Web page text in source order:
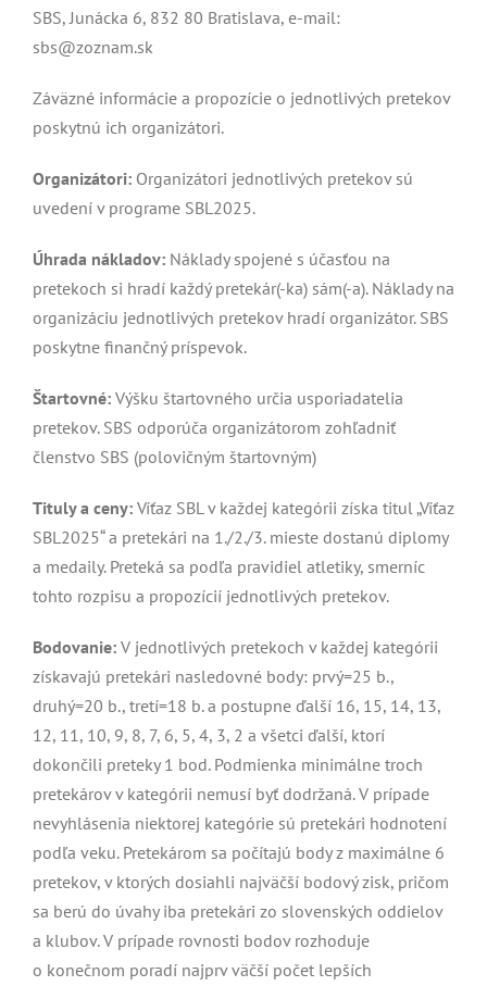
SBS, Junácka 6, 832 80 Bratislava, e-mail:
sbs@zoznam.sk
Záväzné informácie a propozície o jednotlivých pretekov
poskytnú ich organizátori.
Organizátori: Organizátori jednotlivých pretekov sú
uvedení v programe SBL2025.
Úhrada nákladov: Náklady spojené s účasťou na
pretekoch si hradí každý pretekár(-ka) sám(-a). Náklady na
organizáciu jednotlivých pretekov hradí organizátor. SBS
poskytne finančný príspevok.
Štartovné: Výšku štartovného určia usporiadatelia
pretekov. SBS odporúča organizátorom zohľadniť
členstvo SBS (polovičným štartovným)
Tituly a ceny: Víťaz SBL v každej kategórii získa titul „Víťaz
SBL2025“ a pretekári na 1./2./3. mieste dostanú diplomy
a medaily. Preteká sa podľa pravidiel atletiky, smerníc
tohto rozpisu a propozícií jednotlivých pretekov.
Bodovanie: V jednotlivých pretekoch v každej kategórii
získavajú pretekári nasledovné body: prvý=25 b.,
druhý=20 b., tretí=18 b. a postupne ďalší 16, 15, 14, 13,
12, 11, 10, 9, 8, 7, 6, 5, 4, 3, 2 a všetci ďalší, ktorí
dokončili preteky 1 bod. Podmienka minimálne troch
pretekárov v kategórii nemusí byť dodržaná. V prípade
nevyhlásenia niektorej kategórie sú pretekári hodnotení
podľa veku. Pretekárom sa počítajú body z maximálne 6
pretekov, v ktorých dosiahli najväčší bodový zisk, pričom
sa berú do úvahy iba pretekári zo slovenských oddielov
a klubov. V prípade rovnosti bodov rozhoduje
o konečnom poradí najprv väčší počet lepších